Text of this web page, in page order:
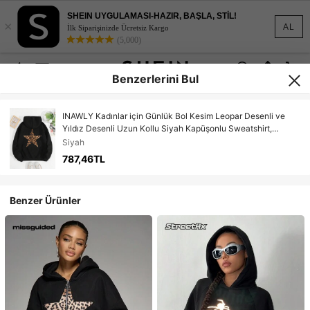
AL
×
SHEIN UYGULAMASI-HAZIR, BAŞLA, STİL!
İlk Siparişinizde Ücretsiz Kargo
(5,000)
Benzerlerini Bul
INAWLY Kadınlar için Günlük Bol Kesim Leopar Desenli ve
Yıldız Desenli Uzun Kollu Siyah Kapüşonlu Sweatshirt,
Mezuniyet, Okula Dönüş, Öğretmen, Okula Dönüş Kazak,
Sonbahar
Siyah
787,46TL
Benzer Ürünler